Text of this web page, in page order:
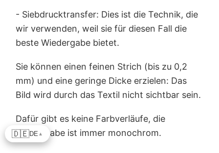
- Siebdrucktransfer: Dies ist die Technik, die
wir verwenden, weil sie für diesen Fall die
beste Wiedergabe bietet.
Sie können einen feinen Strich (bis zu 0,2
mm) und eine geringe Dicke erzielen: Das
Bild wird durch das Textil nicht sichtbar sein.
Dafür gibt es keine Farbverläufe, die
Wiedergabe ist immer monochrom.
🇩🇪DE ▲